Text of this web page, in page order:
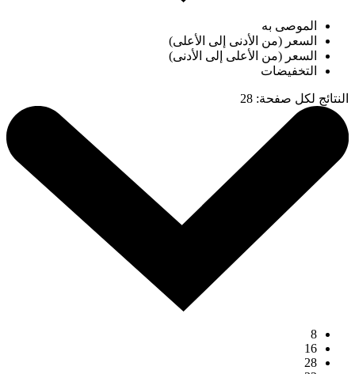
الموصى به
السعر (من الأدنى إلى الأعلى)
السعر (من الأعلى إلى الأدنى)
التخفيضات
النتائج لكل صفحة:
28
8
16
28